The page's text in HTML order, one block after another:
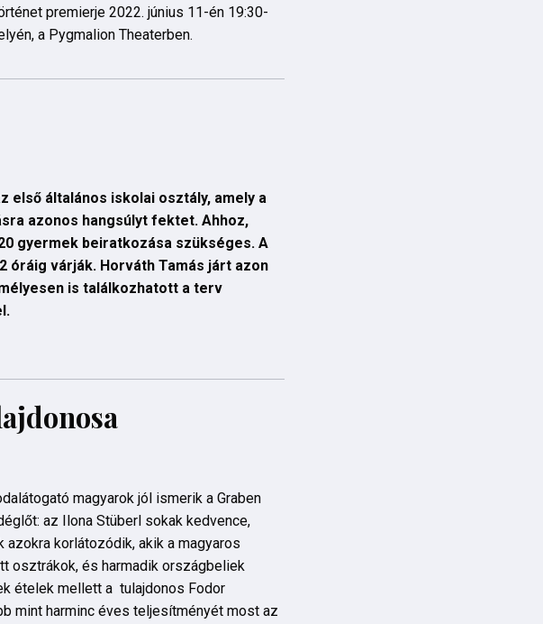
premierje 2022. június 11-én 19:30-
a Pygmalion Theaterben.
első általános iskolai osztály, amely a
azonos hangsúlyt fektet. Ahhoz,
gyermek beiratkozása szükséges. A
óráig várják. Horváth Tamás járt azon
is találkozhatott a terv
magyarok jól ismerik a Graben
az Ilona Stüberl sokak kedvence,
korlátozódik, akik a magyaros
osztrákok, és harmadik országbeliek
ételek mellett a tulajdonos Fodor
mint harminc éves teljesítményét most az